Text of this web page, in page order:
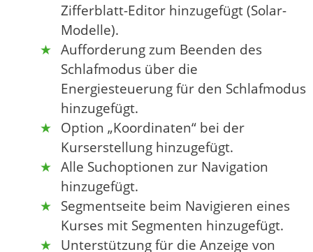
Zifferblatt-Editor hinzugefügt (Solar-
Modelle).
Aufforderung zum Beenden des
Schlafmodus über die
Energiesteuerung für den Schlafmodus
hinzugefügt.
Option „Koordinaten“ bei der
Kurserstellung hinzugefügt.
Alle Suchoptionen zur Navigation
hinzugefügt.
Segmentseite beim Navigieren eines
Kurses mit Segmenten hinzugefügt.
Unterstützung für die Anzeige von